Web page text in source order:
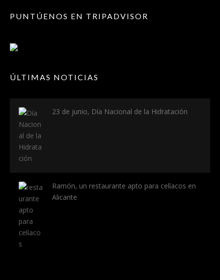
PUNTÚENOS EN TRIPADVISOR
ÚLTIMAS NOTICIAS
23 de junio, Día Nacional de la Hidratación
Ramón, un restaurante apto para celíacos en
Alicante